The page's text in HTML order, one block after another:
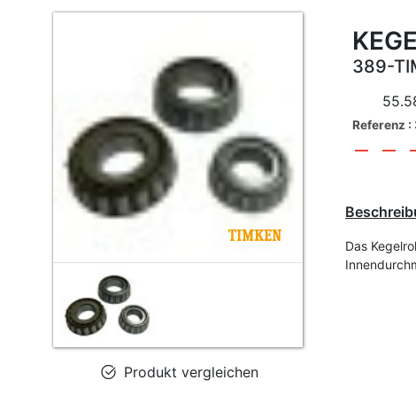
Produkt vergleichen
389-
Referenz :
Das